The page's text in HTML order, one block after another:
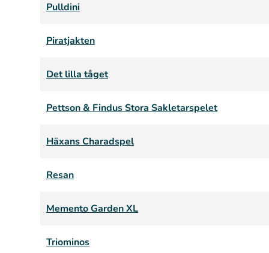
Pulldini
Piratjakten
Det lilla tåget
Pettson & Findus Stora Sakletarspelet
Häxans Charadspel
Resan
Memento Garden XL
Triominos